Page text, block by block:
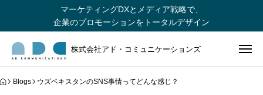
マーケティングDXとメディア戦略で、
企業のプロモーションをトータルデザイン
株式会社アド・コミュニケーションズ
Blogs ウズベキスタンのSNS事情ってどんな感じ？